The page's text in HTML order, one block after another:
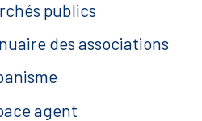
publics
des associations
agent